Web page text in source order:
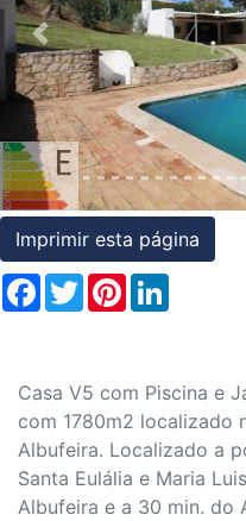
Condições
Testemunhos
Assessoria
Jurídica
Previous
Imprimir esta página
Facebook
TwitterPinterest
Casa V5 com Piscina e
com 1780m2 localizado
Albufeira. Localizado a
Santa Eulália e Maria
Albufeira e a 30 min. do